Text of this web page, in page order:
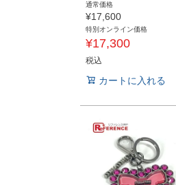
通常価格
¥17,600
特別オンライン価格
¥17,300
税込
カートに入れる